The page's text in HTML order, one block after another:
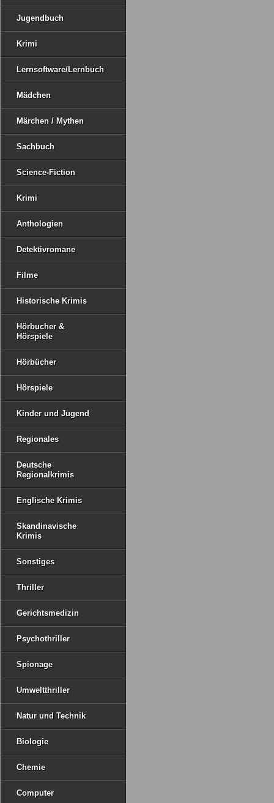
Jugendbuch
Krimi
Lernsoftware/Lernbuch
Mädchen
Märchen / Mythen
Sachbuch
Science-Fiction
Krimi
Anthologien
Detektivromane
Filme
Historische Krimis
Hörbucher &
Hörspiele
Hörbücher
Hörspiele
Kinder und Jugend
Regionales
Deutsche
Regionalkrimis
Englische Krimis
Skandinavische
Krimis
Sonstiges
Thriller
Gerichtsmedizin
Psychothriller
Spionage
Umweltthriller
Natur und Technik
Biologie
Chemie
Computer